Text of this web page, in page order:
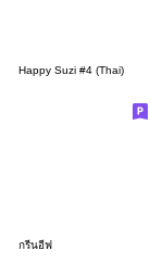
Happy Suzi #4 (Thai)
กรีนอีฟ